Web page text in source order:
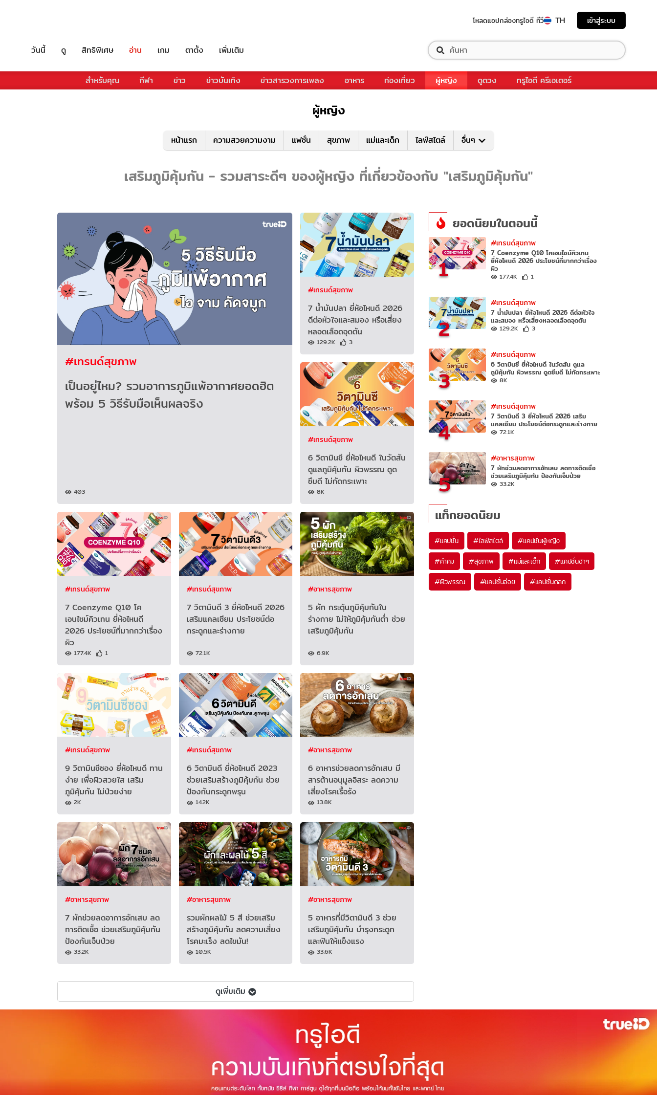
โหลดแอปกล่องทรูไอดี ทีวี TH เข้าสู่ระบบ
วันนี้ ดู สิทธิพิเศษ อ่าน เกม ตาตั้ง เพิ่มเติม
สำหรับคุณ กีฬา ข่าว ข่าวบันเทิง ข่าวสารวงการเพลง อาหาร ท่องเที่ยว ผู้หญิง ดูดวง ทรูไอดี ครีเอเตอร์
ผู้หญิง
หน้าแรก ความสวยความงาม แฟชั่น สุขภาพ แม่และเด็ก ไลฟ์สไตล์ อื่นๆ
เสริมภูมิคุ้มกัน - รวมสาระดีๆ ของผู้หญิง ที่เกี่ยวข้องกับ "เสริมภูมิคุ้มกัน"
#เทรนด์สุขภาพ
เป็นอยู่ไหม? รวมอาการภูมิแพ้อากาศยอดฮิต
พร้อม 5 วิธีรับมือเห็นผลจริง
403
#เทรนด์สุขภาพ
7 น้ำมันปลา ยี่ห้อไหนดี 2026
ดีต่อหัวใจและสมอง หรือเสี่ยง
หลอดเลือดอุดตัน
129.2K 3
#เทรนด์สุขภาพ
6 วิตามินซี ยี่ห้อไหนดี ในวัตสัน
ดูแลภูมิคุ้มกัน ผิวพรรณ ดูด
ซึมดี ไม่กัดกระเพาะ
8K
#เทรนด์สุขภาพ
7 Coenzyme Q10 โค
เอนไซม์คิวเทน ยี่ห้อไหนดี
2026 ประโยชน์ที่มากกว่าเรื่อง
ผิว
177.4K 1
#เทรนด์สุขภาพ
7 วิตามินดี 3 ยี่ห้อไหนดี 2026
เสริมแคลเซียม ประโยชน์ต่อ
กระดูกและร่างกาย
72.1K
#อาหารสุขภาพ
5 ผัก กระตุ้นภูมิคุ้มกันใน
ร่างกาย ไม่ให้ภูมิคุ้มกันต่ำ ช่วย
เสริมภูมิคุ้มกัน
6.9K
#เทรนด์สุขภาพ
9 วิตามินซีซอง ยี่ห้อไหนดี ทาน
ง่าย เพื่อผิวสวยใส เสริม
ภูมิคุ้มกัน ไม่ป่วยง่าย
2K
#เทรนด์สุขภาพ
6 วิตามินดี ยี่ห้อไหนดี 2023
ช่วยเสริมสร้างภูมิคุ้มกัน ช่วย
ป้องกันกระดูกพรุน
14.2K
#อาหารสุขภาพ
6 อาหารช่วยลดการอักเสบ มี
สารต้านอนุมูลอิสระ ลดความ
เสี่ยงโรคเรื้อรัง
13.8K
#อาหารสุขภาพ
7 ผักช่วยลดอาการอักเสบ ลด
การติดเชื้อ ช่วยเสริมภูมิคุ้มกัน
ป้องกันเจ็บป่วย
33.2K
#อาหารสุขภาพ
รวมผักผลไม้ 5 สี ช่วยเสริม
สร้างภูมิคุ้มกัน ลดความเสี่ยง
โรคมะเร็ง ลดไขมัน!
10.5K
#อาหารสุขภาพ
5 อาหารที่มีวิตามินดี 3 ช่วย
เสริมภูมิคุ้มกัน บำรุงกระดูก
และฟันให้แข็งแรง
33.6K
ดูเพิ่มเติม
ยอดนิยมในตอนนี้
1
#เทรนด์สุขภาพ
7 Coenzyme Q10 โคเอนไซม์คิวเทน
ยี่ห้อไหนดี 2026 ประโยชน์ที่มากกว่าเรื่อง
ผิว
177.4K 1
2
#เทรนด์สุขภาพ
7 น้ำมันปลา ยี่ห้อไหนดี 2026 ดีต่อหัวใจ
และสมอง หรือเสี่ยงหลอดเลือดอุดตัน
129.2K 3
3
#เทรนด์สุขภาพ
6 วิตามินซี ยี่ห้อไหนดี ในวัตสัน ดูแล
ภูมิคุ้มกัน ผิวพรรณ ดูดซึมดี ไม่กัดกระเพาะ
8K
4
#เทรนด์สุขภาพ
7 วิตามินดี 3 ยี่ห้อไหนดี 2026 เสริม
แคลเซียม ประโยชน์ต่อกระดูกและร่างกาย
72.1K
5
#อาหารสุขภาพ
7 ผักช่วยลดอาการอักเสบ ลดการติดเชื้อ
ช่วยเสริมภูมิคุ้มกัน ป้องกันเจ็บป่วย
33.2K
แท็กยอดนิยม
#แคปชั่น #ไลฟ์สไตล์ #แคปชั่นผู้หญิง
#คำคม #สุขภาพ #แม่และเด็ก #แคปชั่นฮาๆ
#ผิวพรรณ #แคปชั่นอ่อย #แคปชั่นตลก